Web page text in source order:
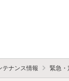
テナンス情報 緊急・